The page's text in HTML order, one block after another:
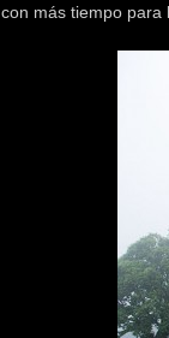
con más tiempo para